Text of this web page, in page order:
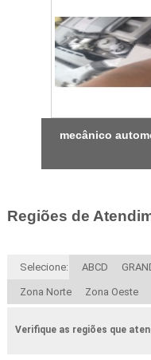
mecânico
Regiões de
Selecione: ABCD
Zona Norte Zona Oeste
Verifique as regiões que